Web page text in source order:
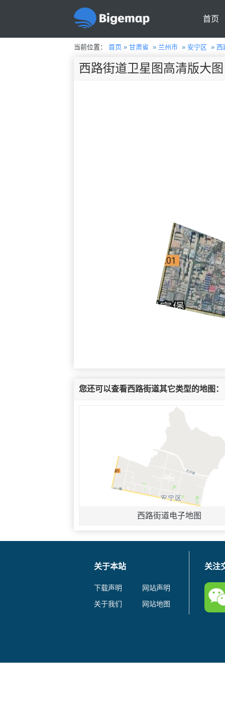
首页
当前位置： 首页» 甘肃省 » 兰州市» 安宁区 » 西
西路街道卫星图高清版大图
您还可以查看西路街道其它类型的地图：
西路街道电子地图
关于本站
下载声明
网站声明
关于我们
网站地图
关注